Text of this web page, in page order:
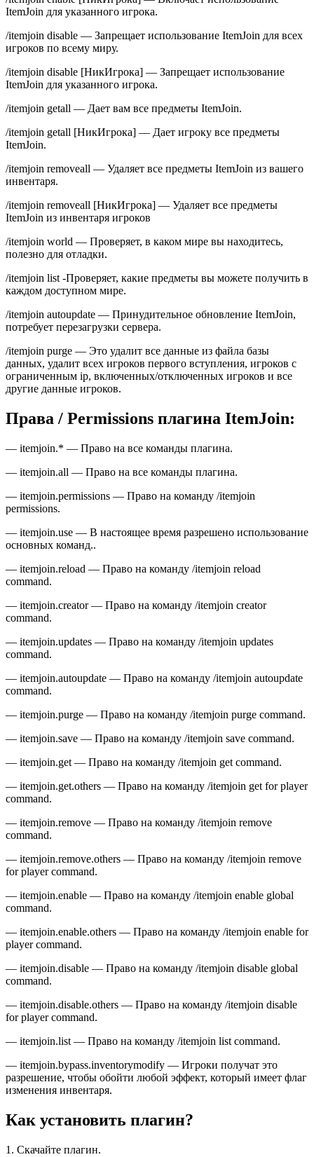
ItemJoin для указанного игрока.
/itemjoin disable — Запрещает использование ItemJoin для всех
игроков по всему миру.
/itemjoin disable [НикИгрока] — Запрещает использование
ItemJoin для указанного игрока.
/itemjoin getall — Дает вам все предметы ItemJoin.
/itemjoin getall [НикИгрока] — Дает игроку все предметы
ItemJoin.
/itemjoin removeall — Удаляет все предметы ItemJoin из вашего
инвентаря.
/itemjoin removeall [НикИгрока] — Удаляет все предметы
ItemJoin из инвентаря игроков
/itemjoin world — Проверяет, в каком мире вы находитесь,
полезно для отладки.
/itemjoin list -Проверяет, какие предметы вы можете получить в
каждом доступном мире.
/itemjoin autoupdate — Принудительное обновление ItemJoin,
потребует перезагрузки сервера.
/itemjoin purge — Это удалит все данные из файла базы
данных, удалит всех игроков первого вступления, игроков с
ограниченным ip, включенных/отключенных игроков и все
другие данные игроков.
Права / Permissions плагина ItemJoin:
— itemjoin.* — Право на все команды плагина.
— itemjoin.all — Право на все команды плагина.
— itemjoin.permissions — Право на команду /itemjoin
permissions.
— itemjoin.use — В настоящее время разрешено использование
основных команд..
— itemjoin.reload — Право на команду /itemjoin reload
command.
— itemjoin.creator — Право на команду /itemjoin creator
command.
— itemjoin.updates — Право на команду /itemjoin updates
command.
— itemjoin.autoupdate — Право на команду /itemjoin autoupdate
command.
— itemjoin.purge — Право на команду /itemjoin purge command.
— itemjoin.save — Право на команду /itemjoin save command.
— itemjoin.get — Право на команду /itemjoin get command.
— itemjoin.get.others — Право на команду /itemjoin get for player
command.
— itemjoin.remove — Право на команду /itemjoin remove
command.
— itemjoin.remove.others — Право на команду /itemjoin remove
for player command.
— itemjoin.enable — Право на команду /itemjoin enable global
command.
— itemjoin.enable.others — Право на команду /itemjoin enable for
player command.
— itemjoin.disable — Право на команду /itemjoin disable global
command.
— itemjoin.disable.others — Право на команду /itemjoin disable
for player command.
— itemjoin.list — Право на команду /itemjoin list command.
— itemjoin.bypass.inventorymodify — Игроки получат это
разрешение, чтобы обойти любой эффект, который имеет флаг
изменения инвентаря.
Как установить плагин?
1. Скачайте плагин.